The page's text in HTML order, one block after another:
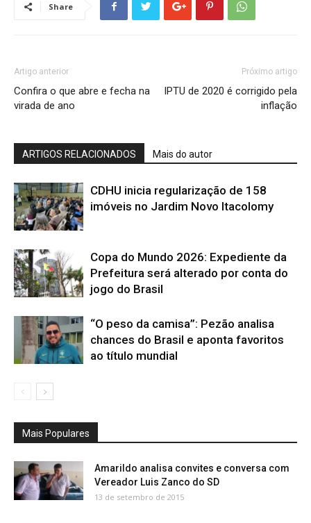
Share
Artigo anterior
Confira o que abre e fecha na
virada de ano
Próximo artigo
IPTU de 2020 é corrigido pela
inflação
ARTIGOS RELACIONADOS Mais do autor
CDHU inicia regularização de 158
imóveis no Jardim Novo Itacolomy
Copa do Mundo 2026: Expediente da
Prefeitura será alterado por conta do
jogo do Brasil
“O peso da camisa”: Pezão analisa
chances do Brasil e aponta favoritos
ao título mundial
Mais Populares
Amarildo analisa convites e conversa com
Vereador Luis Zanco do SD
13 de setembro de 2015